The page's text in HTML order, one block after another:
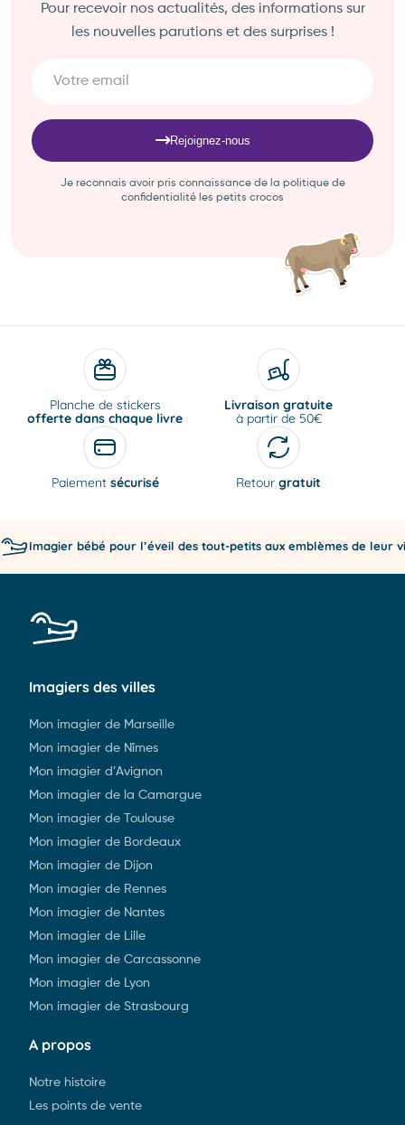
Pour recevoir nos actualités, des informations sur
les nouvelles parutions et des surprises !
Rejoignez-nous
Je reconnais avoir pris connaissance de la politique de
confidentialité les petits crocos
offerte dans chaque livre
Livraison gratuite
à partir de 50€
Paiement sécurisé Retour gratuit
Imagier bébé pour l’éveil des tout-petits aux emblèmes de leur
Imagiers des villes
Mon imagier de Marseille
Mon imagier de Nîmes
Mon imagier d’Avignon
Mon imagier de la Camargue
Mon imagier de Toulouse
Mon imagier de Bordeaux
Mon imagier de Dijon
Mon imagier de Rennes
Mon imagier de Nantes
Mon imagier de Lille
Mon imagier de Carcassonne
Mon imagier de Lyon
Mon imagier de Strasbourg
A propos
Notre histoire
Les points de vente